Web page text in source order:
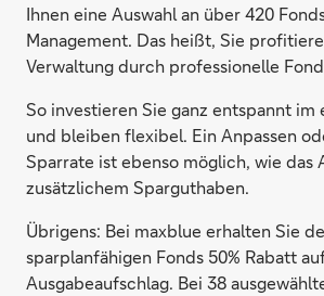
Ihnen eine Auswahl an über 420
Management. Das heißt, Sie
Verwaltung durch professionelle
So investieren Sie ganz entspannt im
und bleiben flexibel. Ein Anpassen
Sparrate ist ebenso möglich, wie das
zusätzlichem Sparguthaben.
Übrigens: Bei maxblue erhalten Sie
sparplanfähigen Fonds 50% Rabatt
Ausgabeaufschlag. Bei 38